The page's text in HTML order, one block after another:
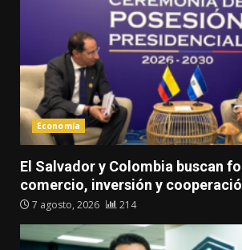
Economía
El Salvador y Colombia buscan
comercio, inversión y
7 agosto, 2026 214